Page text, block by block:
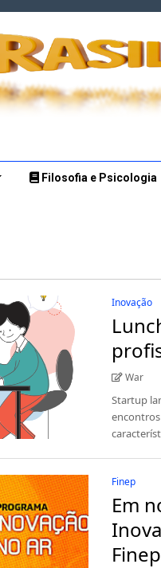
Filosofia e Psicologia
Inovação
War
Startup
Finep
Em
Finep